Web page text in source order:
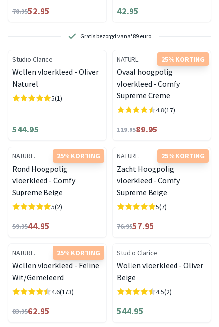
70.9552.95 42.95
2 showrooms om te bezoeken
Studio Clarice
Wollen vloerkleed - Oliver
Naturel
5(1)
544.95
25% KORTING
NATURL.
Ovaal hoogpolig
vloerkleed - Comfy
Supreme Creme
4.8(17)
119.9589.95
25% KORTING
NATURL.
Rond Hoogpolig
vloerkleed - Comfy
Supreme Beige
5(2)
59.9544.95
25% KORTING
NATURL.
Zacht Hoogpolig
vloerkleed - Comfy
Supreme Beige
5(7)
76.9557.95
25% KORTING
NATURL.
Wollen vloerkleed - Feline
Wit/Gemeleerd
4.6(173)
83.9562.95
Studio Clarice
Wollen vloerkleed - Oliver
Beige
4.5(2)
544.95